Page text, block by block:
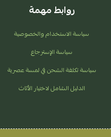
روابط مهمة
سياسة الاستخدام والخصوصية
سياسة الإسترجاع
سياسة تكلفة الشحن في لمسة عصرية
الدليل الشامل لاختيار الأثاث